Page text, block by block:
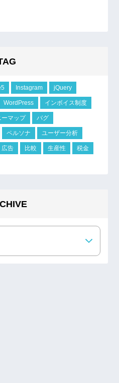
Instagram jQuery
WordPress インボイス制度
ーマップ バグ
ペルソナ ユーザー分析
広告 比較 生産性 税金